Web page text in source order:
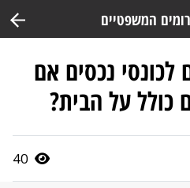
המשפטיים
נכסים אם
כולל על הבית?
40